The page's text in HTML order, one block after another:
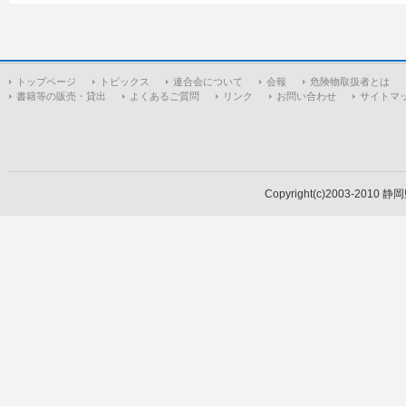
トップページ トピックス 連合会について 会報
危険物取扱者とは
書籍等の販売・貸出
よくあるご質問 リンク お問い合わせ サイトマ
Copyright(c)2003-2010 静